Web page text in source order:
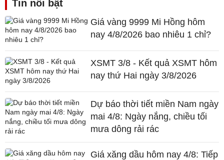
Tin nổi bật
Giá vàng 9999 Mi Hồng hôm
nay 4/8/2026 bao nhiêu 1 chỉ?
XSMT 3/8 - Kết quả XSMT hôm
nay thứ Hai ngày 3/8/2026
Dự báo thời tiết miền Nam ngày
mai 4/8: Ngày nắng, chiều tối
mưa dông rải rác
Giá xăng dầu hôm nay 4/8: Tiếp